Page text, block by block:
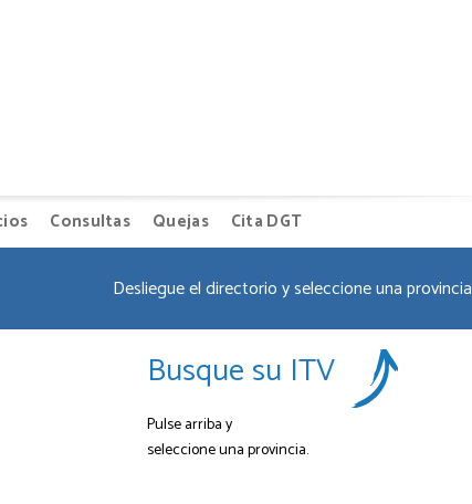
Consultas Quejas Cita DGT
Desliegue el directorio y seleccione una provincia
Busque su ITV
Pulse arriba y
seleccione una provincia.